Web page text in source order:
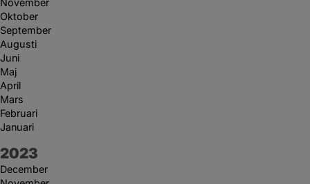
Oktober
September
Augusti
Juni
Maj
April
Mars
Februari
Januari
År:
2023
December